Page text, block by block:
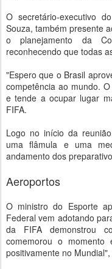
O secretário-executivo
Souza, também presente
o planejamento da
reconhecendo que todas
"Espero que o Brasil
competência ao mundo.
e tende a ocupar lugar
FIFA.
Logo no início da
uma flâmula e uma
andamento dos
Aeroportos
O ministro do Esporte
Federal vem adotando
da FIFA demonstrou
comemorou o momento
positivamente no